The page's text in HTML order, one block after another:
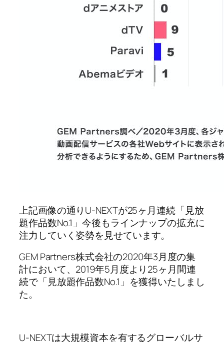
上記画像の通りU-NEXTが25ヶ月連続「見放
題作品数No.1」今後もラインナップの拡充に
注力していく姿勢を見せています。
GEM Partners株式会社の2020年3月度の集
計において、2019年5月度より25ヶ月間連
続で「見放題作品数No.1」を獲得いたしまし
た。
U-NEXTは大規模資本を有するグローバルサ